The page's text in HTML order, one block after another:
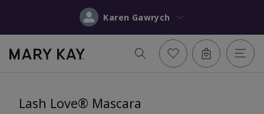
Karen Gawrych
Lash Love® Mascara